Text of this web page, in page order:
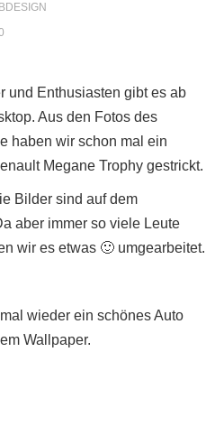
und Enthusiasten gibt es ab
Aus den Fotos des
haben wir schon mal ein
Megane Trophy gestrickt.
Bilder sind auf dem
aber immer so viele Leute
wir es etwas 🙂 umgearbeitet.
wieder ein schönes Auto
Wallpaper.